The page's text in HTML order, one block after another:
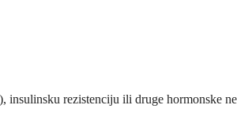
rezistenciju ili druge hormonske